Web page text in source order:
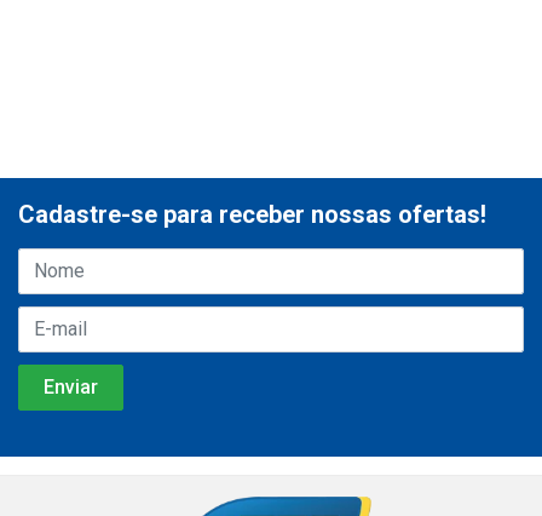
Cadastre-se para receber nossas ofertas!